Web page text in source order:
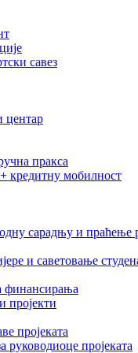
савез
центар
пракса
кредитну мобилност
сарадњу и праћење
и саветовање
финансирања
пројекти
пројеката
руководиоце пројеката